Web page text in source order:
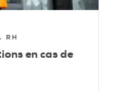
RH
en cas de